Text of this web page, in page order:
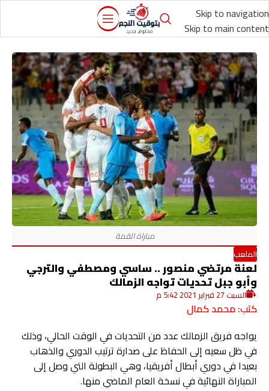
Skip to navigation
Skip to main content
الملعب
لعنة مرتضي منصور .. ساسي ومصطفي والترجي
وأبو جبل تحديات تواجه الزمالك
السبت 27 فبراير 2021 5:42 م
كتب: محمد كمال
يواجه فريق الزمالك عدد من التحديات في الوقت الحالي، وذلك
في ظل سعيه إلى الحفاظ على صدارة ترتيب الدوري والذهاب
بعيدا في دوري أبطال أفريقيا، وهي البطولة التي وصل إلى
المباراة النهائية في نسخة العام الماضي منها.